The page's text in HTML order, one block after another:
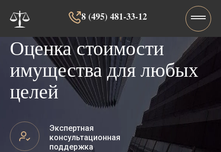
8 (495) 481-33-12‬‬
Оценка стоимости
имущества для любых
целей
Экспертная
консультационная
поддержка